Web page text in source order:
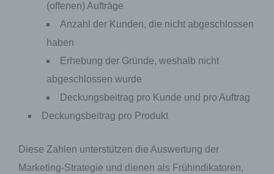
(offenen) Aufträge
Anzahl der Kunden, die nicht abgeschlossen
haben
Erhebung der Gründe, weshalb nicht
abgeschlossen wurde
Deckungsbeitrag pro Kunde und pro Auftrag
Deckungsbeitrag pro Produkt
Diese Zahlen unterstützen die Auswertung der
Marketing-Strategie und dienen als Frühindikatoren,
Handlung, mit der die betroffene Person zu
verstehen gibt, dass sie mit der Verarbeitung der
sie betreffenden personenbezogenen Daten
einverstanden ist.
Name und Anschrift des für die Verarbeitung
Verantwortlichen
Grundverordnung, sonstiger in den Mitgliedstaaten
der Europäischen Union geltenden
Datenschutzgesetze und anderer Bestimmungen